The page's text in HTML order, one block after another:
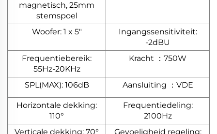
magnetisch, 25mm
stemspoel
Woofer: 1 x 5"
Ingangssensitiviteit:
-2dBU
Frequentiebereik:
55Hz-20KHz
Kracht ：750W
SPL(MAX): 106dB Aansluiting ：VDE
Horizontale dekking:
110°
Frequentiedeling:
2100Hz
Verticale dekking: 70°
Gevoeligheid regeling: